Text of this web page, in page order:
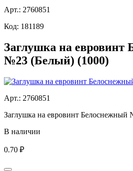
Aрт.: 2760851
Код: 181189
Заглушка на евровинт
№23 (Белый) (1000)
Aрт.: 2760851
Заглушка на евровинт
В наличии
0.70 ₽